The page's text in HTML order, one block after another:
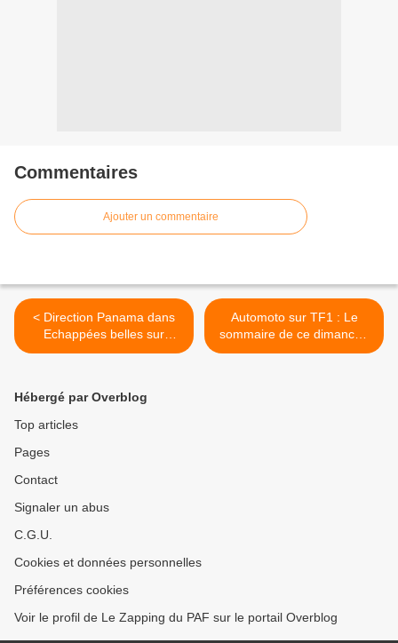
Commentaires
Ajouter un commentaire
< Direction Panama dans
Echappées belles sur
France 5
Automoto sur TF1 : Le
sommaire de ce dimanche
30 mars >
Hébergé par Overblog
Top articles
Pages
Contact
Signaler un abus
C.G.U.
Cookies et données personnelles
Préférences cookies
Voir le profil de Le Zapping du PAF sur le portail Overblog